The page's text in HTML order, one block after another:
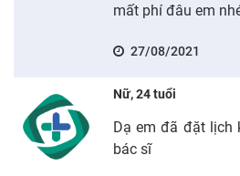
mất phí đâu em
27/08/2021
Nữ, 24 tuổi
Dạ em đã đặt lịch
bác sĩ